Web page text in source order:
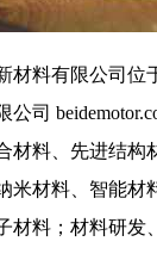
材料有限公司位
公司
材料、先进结构
米材料、智能材
材料；材料研发